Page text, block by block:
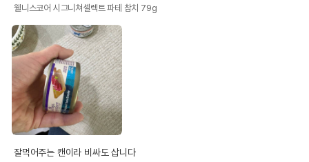
웰니스코어 시그니쳐셀렉트 파테 참치 79g
잘먹어주는 캔이라 비싸도 삽니다